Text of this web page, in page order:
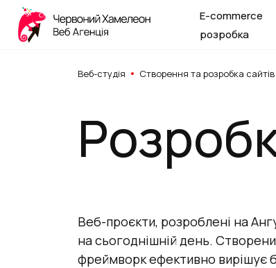
E-commerce
розробка
Веб-студія Створення та розробка сайтів
Веб-проєкти, розроблені на
на сьогоднішній день.
фреймворк ефективно вирішує